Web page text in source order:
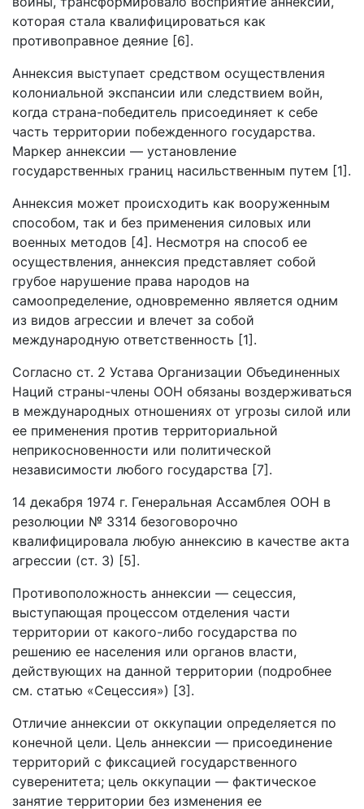
которая стала квалифицироваться как
противоправное деяние [6].
Аннексия выступает средством осуществления
колониальной экспансии или следствием войн,
когда страна-победитель присоединяет к себе
часть территории побежденного государства.
Маркер аннексии — установление
государственных границ насильственным путем [1].
Аннексия может происходить как вооруженным
способом, так и без применения силовых или
военных методов [4]. Несмотря на способ ее
осуществления, аннексия представляет собой
грубое нарушение права народов на
самоопределение, одновременно является одним
из видов агрессии и влечет за собой
международную ответственность [1].
Согласно ст. 2 Устава Организации Объединенных
Наций страны-члены ООН обязаны воздерживаться
в международных отношениях от угрозы силой или
ее применения против территориальной
неприкосновенности или политической
независимости любого государства [7].
14 декабря 1974 г. Генеральная Ассамблея ООН в
резолюции № 3314 безоговорочно
квалифицировала любую аннексию в качестве акта
агрессии (ст. 3) [5].
Противоположность аннексии — сецессия,
выступающая процессом отделения части
территории от какого-либо государства по
решению ее населения или органов власти,
действующих на данной территории (подробнее
см. статью «Сецессия») [3].
Отличие аннексии от оккупации определяется по
конечной цели. Цель аннексии — присоединение
территорий с фиксацией государственного
суверенитета; цель оккупации — фактическое
занятие территории без изменения ее